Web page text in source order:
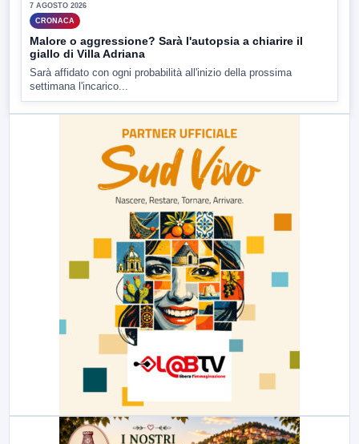
7 AGOSTO 2026
CRONACA
Malore o aggressione? Sarà l'autopsia a chiarire il
giallo di Villa Adriana
Sarà affidato con ogni probabilità all'inizio della prossima
settimana l'incarico...